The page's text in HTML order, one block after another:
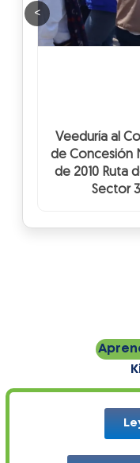
<
Veeduría al
de Concesión
de 2010 Ruta
Sector 3